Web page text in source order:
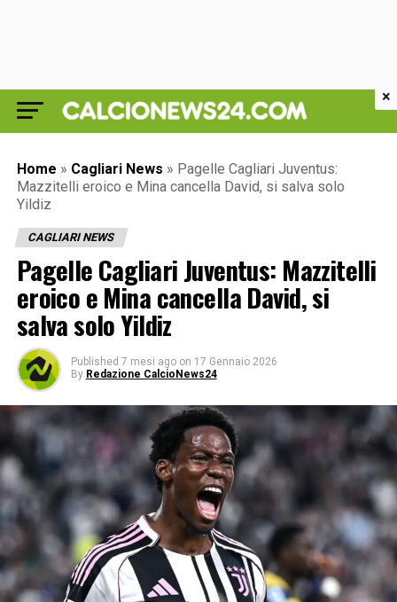
Home » Cagliari News » Pagelle Cagliari Juventus:
Mazzitelli eroico e Mina cancella David, si salva solo
Yildiz
CAGLIARI NEWS
Pagelle Cagliari Juventus: Mazzitelli
eroico e Mina cancella David, si
salva solo Yildiz
Published 7 mesi ago on 17 Gennaio 2026
By Redazione CalcioNews24
×